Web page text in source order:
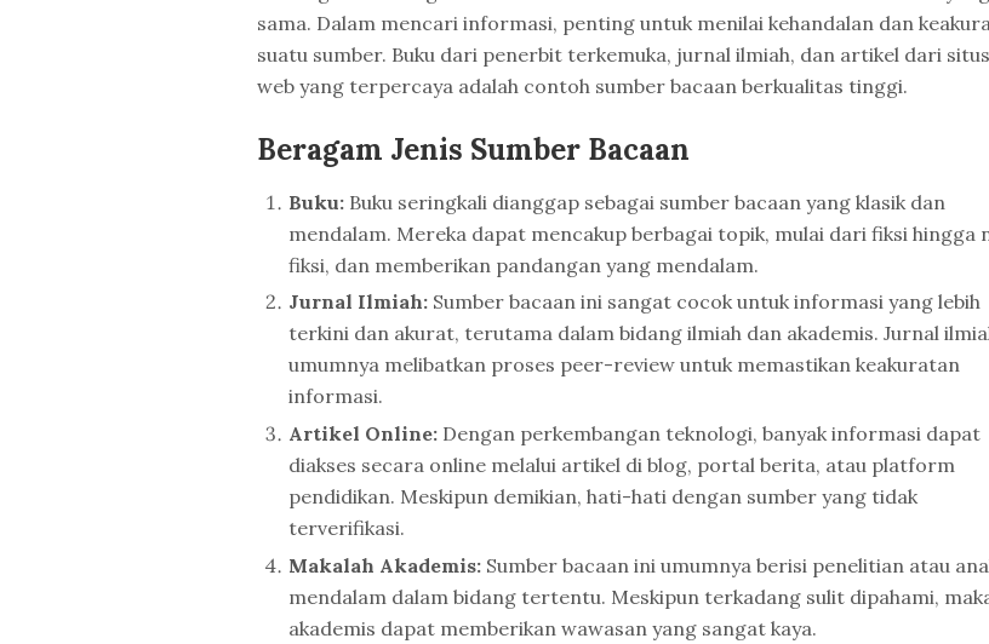
sama. Dalam mencari informasi, penting untuk menilai kehandalan dan
suatu sumber. Buku dari penerbit terkemuka, jurnal ilmiah, dan artikel dari situs
web yang terpercaya adalah contoh sumber bacaan berkualitas tinggi.
Beragam Jenis Sumber Bacaan
Buku:Buku seringkali dianggap sebagai sumber bacaan yang klasik dan
mendalam. Mereka dapat mencakup berbagai topik, mulai dari fiksi hingga
fiksi, dan memberikan pandangan yang mendalam.
Jurnal Ilmiah:Sumber bacaan ini sangat cocok untuk informasi yang lebih
terkini dan akurat, terutama dalam bidang ilmiah dan akademis. Jurnal
umumnya melibatkan proses peer-review untuk memastikan keakuratan
informasi.
Artikel Online:Dengan perkembangan teknologi, banyak informasi dapat
diakses secara online melalui artikel di blog, portal berita, atau platform
pendidikan. Meskipun demikian, hati-hati dengan sumber yang tidak
terverifikasi.
Makalah Akademis:Sumber bacaan ini umumnya berisi penelitian atau
mendalam dalam bidang tertentu. Meskipun terkadang sulit dipahami,
akademis dapat memberikan wawasan yang sangat kaya.